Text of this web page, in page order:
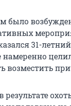
было
31-
возместить
результате